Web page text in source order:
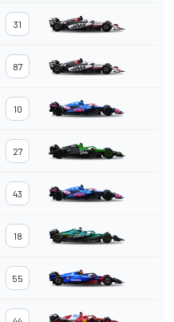
31
87
10
27
43
18
55